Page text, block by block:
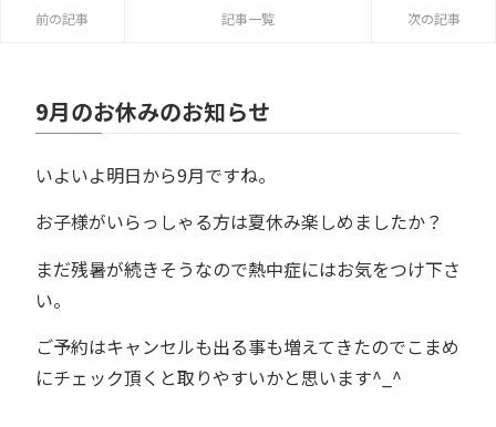
前の記事 記事一覧 次の記事
9月のお休みのお知らせ
いよいよ明日から9月ですね。
お子様がいらっしゃる方は夏休み楽しめましたか？
まだ残暑が続きそうなので熱中症にはお気をつけ下さ
い。
ご予約はキャンセルも出る事も増えてきたのでこまめ
にチェック頂くと取りやすいかと思います^_^